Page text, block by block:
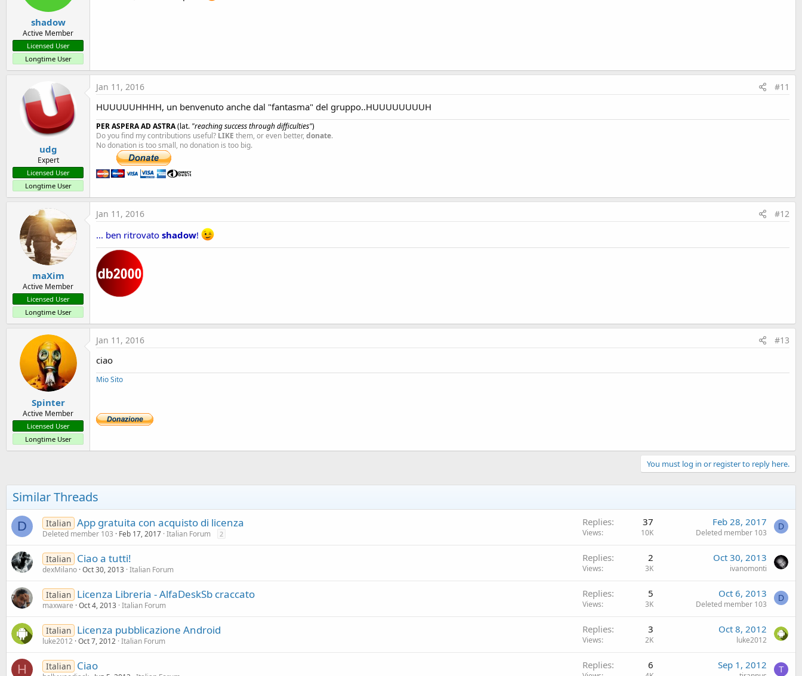
shadow
Active Member
Licensed User
Longtime User
udg
Expert
Licensed User
Longtime User
Jan 11, 2016 #11
HUUUUUHHHH, un benvenuto anche dal "fantasma" del gruppo..HUUUUUUUUH
PER ASPERA AD ASTRA(lat. "reaching success through difficulties")
Do you find my contributions useful? LIKE them, or even better, donate.
No donation is too small, no donation is too big.
maXim
Active Member
Licensed User
Longtime User
Jan 11, 2016 #12
... ben ritrovato shadow!
Spinter
Active Member
Licensed User
Longtime User
Jan 11, 2016 #13
ciao
Mio Sito
You must log in or register to reply here.
Similar Threads
D Italian App gratuita con acquisto di licenza
Deleted member 103 Feb 17, 2017 Italian Forum 2
Replies 37
Views 10K
Feb 28, 2017
Deleted member 103
D
Italian Ciao a tutti!
dexMilano Oct 30, 2013 Italian Forum
Replies 2
Views 3K
Oct 30, 2013
ivanomonti
Italian Licenza Libreria - AlfaDeskSb craccato
maxware Oct 4, 2013 Italian Forum
Replies 5
Views 3K
Oct 6, 2013
Deleted member 103
D
Italian Licenza pubblicazione Android
luke2012 Oct 7, 2012 Italian Forum
Replies 3
Views 2K
Oct 8, 2012
luke2012
H Italian Ciao Replies 6 Sep 1, 2012 T